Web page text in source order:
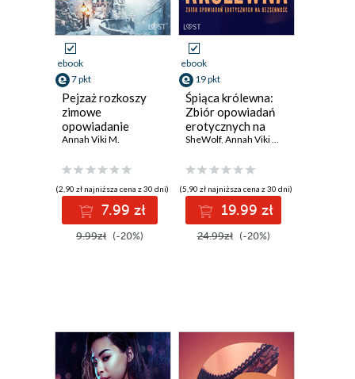
ebook
7 pkt
Pejzaż rozkoszy
zimowe
opowiadanie
erotyczne
Annah Viki M.
(2,90 zł najniższa cena z 30 dni)
7.99 zł
9.99zł (-20%)
ebook
19 pkt
Śpiąca królewna:
Zbiór opowiadań
erotycznych na
bezsenność
SheWolf, Annah Viki M.
(5,90 zł najniższa cena z 30 dni)
19.99 zł
24.99zł (-20%)